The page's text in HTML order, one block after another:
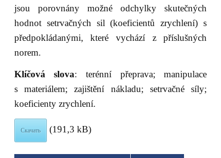
jsou porovnány možné odchylky skutečných
hodnot setrvačných sil (koeficientů zrychlení) s
předpokládanými, které vychází z příslušných
norem.
Klíčová slova: terénní přeprava; manipulace
s materiálem; zajištění nákladu; setrvačné síly;
koeficienty zrychlení.
Скачать (191,3 kB)